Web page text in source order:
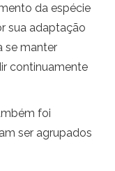
da espécie
sua adaptação
se manter
continuamente
foi
ser agrupados